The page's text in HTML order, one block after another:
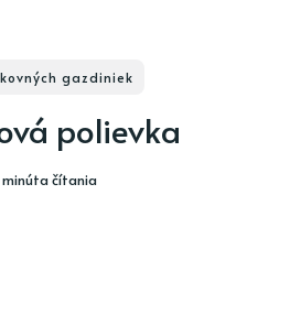
gazdiniek
polievka
minúta čítania